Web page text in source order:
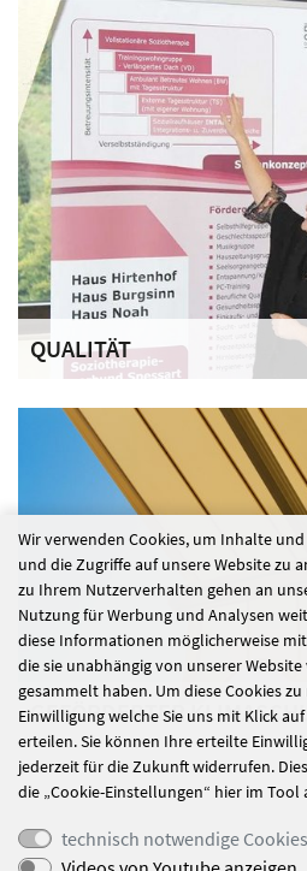
bei denen die Sucht im
Aufnahme finden.
QUALITÄT
Qualität bedeutet für uns Frauen
Suchterkrankungen eine
zu gewährleisten.
GEFÖRDERTER
Wir verwenden Cookies, um Inhalte
und die Zugriffe auf unsere Website zu
zu Ihrem Nutzerverhalten gehen an
Nutzung für Werbung und Analysen
diese Informationen möglicherweise
die sie unabhängig von unserer
gesammelt haben. Um diese Cookies
Einwilligung welche Sie uns mit Klick
erteilen. Sie können Ihre erteilte
jederzeit für die Zukunft widerrufen.
die „Cookie-Einstellungen“ hier im Tool
technisch notwendige Cookies